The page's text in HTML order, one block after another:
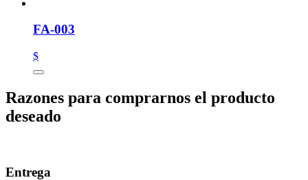
FA-003
$
Razones para comprarnos el producto
deseado
Entrega